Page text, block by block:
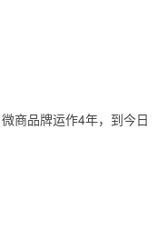
商品牌运作4年，到今日